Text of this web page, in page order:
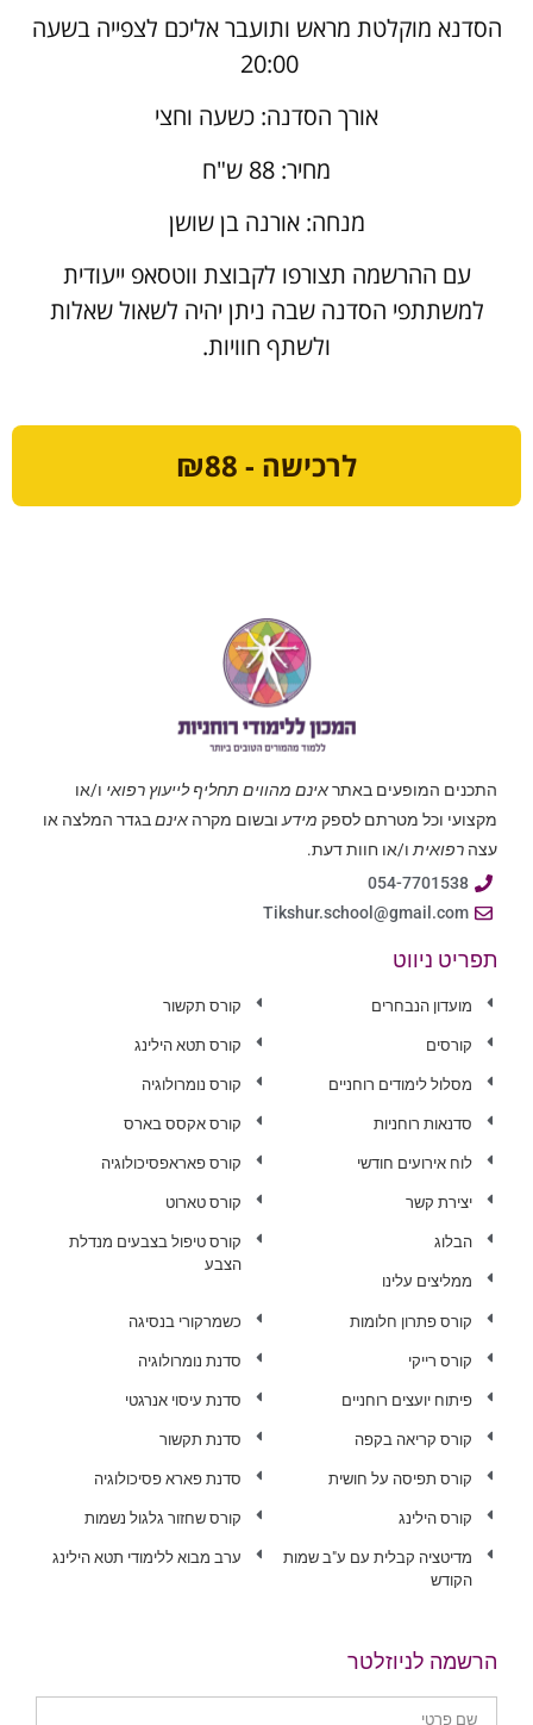
הסדנא מוקלטת מראש ותועבר אליכם לצפייה בשעה
20:00
אורך הסדנה: כשעה וחצי
מחיר: 88 ש"ח
מנחה: אורנה בן שושן
עם ההרשמה תצורפו לקבוצת ווטסאפ ייעודית
למשתתפי הסדנה שבה ניתן יהיה לשאול שאלות
ולשתף חוויות.
לרכישה - ₪88
התכנים המופעים באתראינם מהווים תחליף לייעוץ רפואי ו/או
מקצועי וכל מטרתם לספק מידע ובשום מקרה אינםבגדר המלצה או
עצה רפואית ו/או חוות דעת.
054-7701538
Tikshur.school@gmail.com
תפריט ניווט
מועדון הנבחרים
קורסים
מסלול לימודים רוחניים
סדנאות רוחניות
לוח אירועים חודשי
יצירת קשר
הבלוג
ממליצים עלינו
קורס תקשור
קורס תטא הילינג
קורס נומרולוגיה
קורס אקסס בארס
קורס פאראפסיכולוגיה
קורס טארוט
קורס טיפול בצבעים מנדלת
הצבע
קורס פתרון חלומות
קורס רייקי
פיתוח יועצים רוחניים
קורס קריאה בקפה
קורס תפיסה על חושית
קורס הילינג
מדיטציה קבלית עם ע"ב שמות
הקודש
כשמרקורי בנסיגה
סדנת נומרולוגיה
סדנת עיסוי אנרגטי
סדנת תקשור
סדנת פארא פסיכולוגיה
קורס שחזור גלגול נשמות
ערב מבוא ללימודי תטא הילינג
הרשמה לניוזלטר